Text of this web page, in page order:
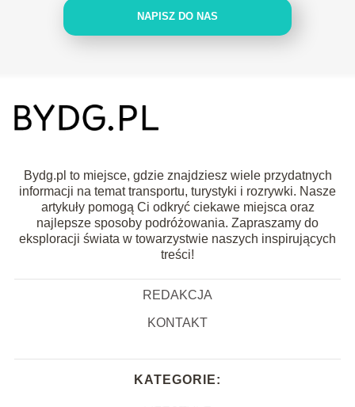
NAPISZ DO NAS
Bydg.pl to miejsce, gdzie znajdziesz wiele przydatnych
informacji na temat transportu, turystyki i rozrywki. Nasze
artykuły pomogą Ci odkryć ciekawe miejsca oraz
najlepsze sposoby podróżowania. Zapraszamy do
eksploracji świata w towarzystwie naszych inspirujących
treści!
REDAKCJA
KONTAKT
KATEGORIE: